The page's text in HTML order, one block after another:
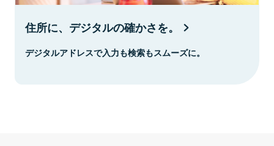
住所に、デジタルの確かさを。
デジタルアドレスで入力も検索もスムーズに。